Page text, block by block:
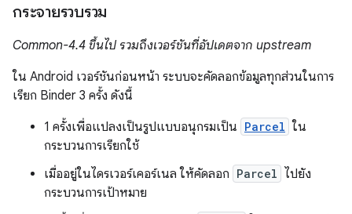
กระจายรวบรวม
Common-4.4 ขึ้นไป รวมถึงเวอร์ชันที่อัปเดตจาก upstream
ใน Android เวอร์ชันก่อนหน้า ระบบจะคัดลอกข้อมูลทุกส่วนในการ
เรียก Binder 3 ครั้ง ดังนี้
1 ครั้งเพื่อแปลงเป็นรูปแบบอนุกรมเป็น Parcel ใน
กระบวนการเรียกใช้
เมื่ออยู่ในไดรเวอร์เคอร์เนล ให้คัดลอก Parcel ไปยัง
กระบวนการเป้าหมาย